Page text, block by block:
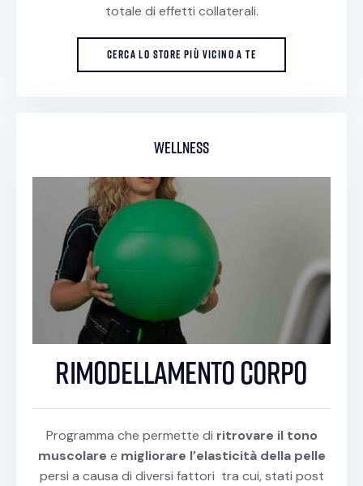
totale di effetti collaterali.
CERCA LO STORE PIÙ VICINO A TE
wellness
rimodellamento corpo
Programma che permette di ritrovare il tono
muscolare e migliorare l’elasticità della pelle
persi a causa di diversi fattori tra cui, stati post